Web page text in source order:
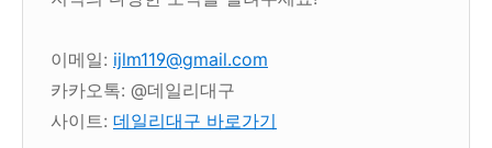
이메일: ijlm119@gmail.com
카카오톡: @데일리대구
사이트: 데일리대구 바로가기